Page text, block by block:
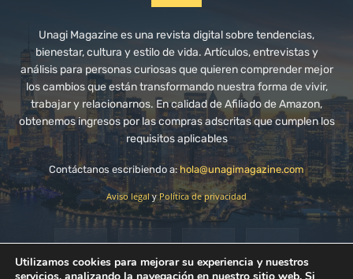
Unagi Magazine es una revista digital sobre tendencias,
bienestar, cultura y estilo de vida. Artículos, entrevistas y
análisis para personas curiosas que quieren comprender mejor
los cambios que están transformando nuestra forma de vivir,
trabajar y relacionarnos. En calidad de Afiliado de Amazon,
obtenemos ingresos por las compras adscritas que cumplen los
requisitos aplicables
Contáctanos escribiendo a:hola@unagimagazine.com
Aviso legalyPolítica de privacidad
Utilizamos cookies para mejorar su experiencia y nuestros